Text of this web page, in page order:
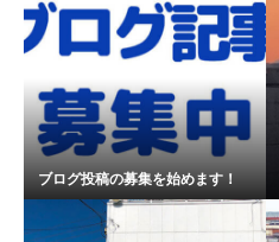
ブログ投稿の募集を始めます！